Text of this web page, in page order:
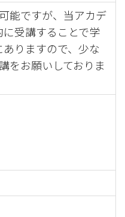
能ですが、当アカデ
受講することで学
りますので、少な
をお願いしておりま